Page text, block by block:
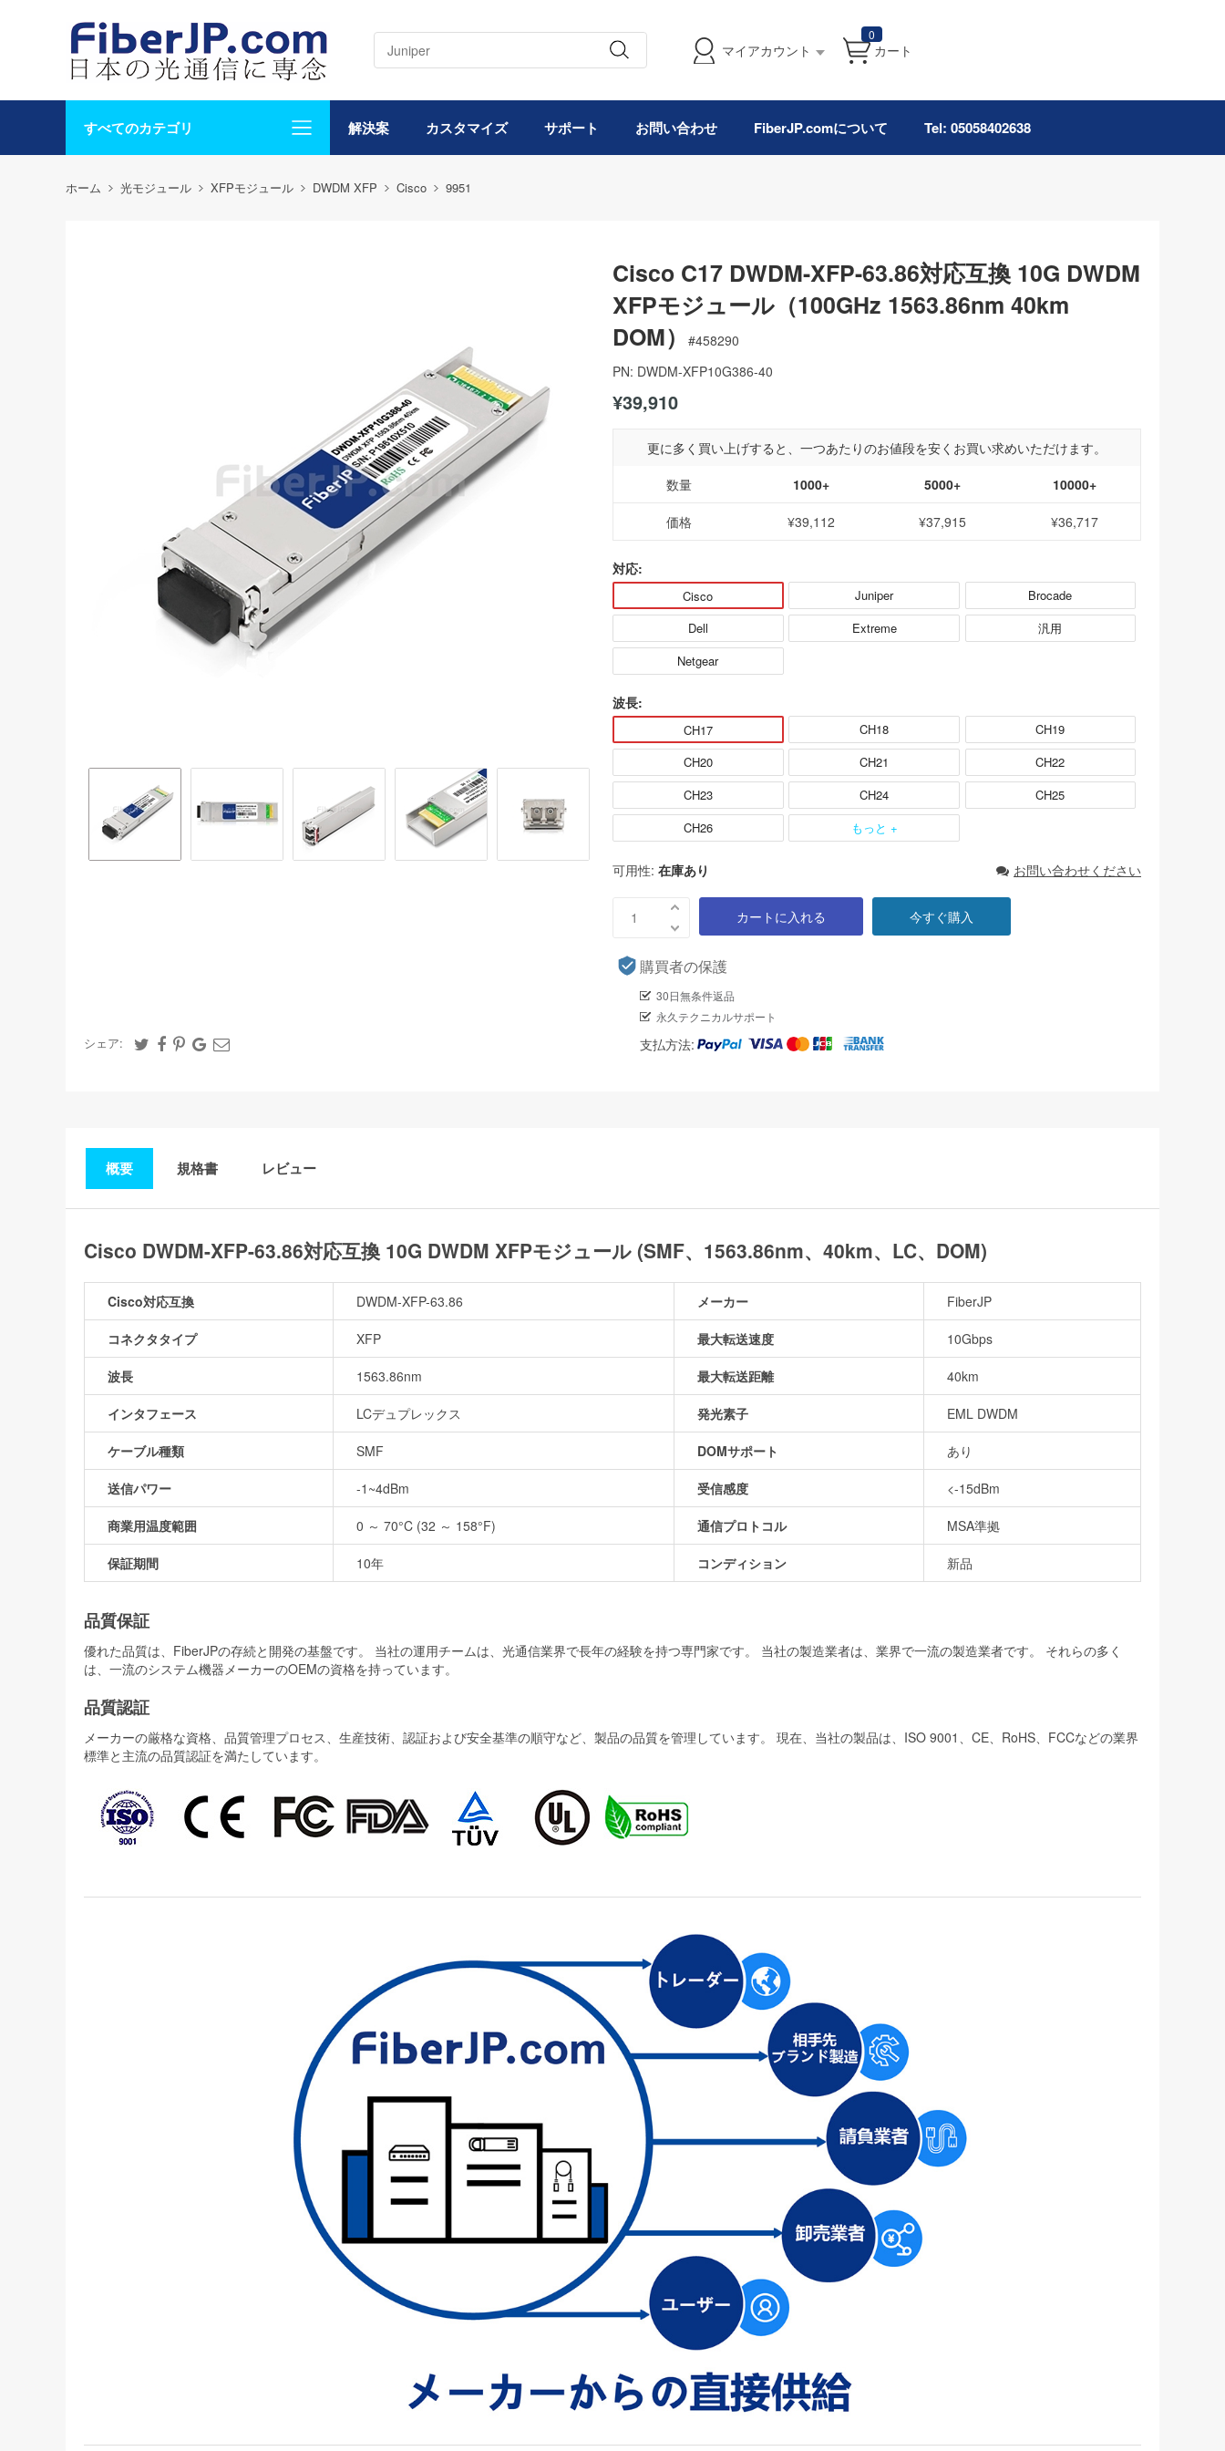
マイアカウント
0
カート
すべてのカテゴリ 解決案 カスタマイズ サポート お問い合わせ FiberJP.comについて Tel: 05058402638
ホーム 光モジュール XFPモジュール DWDM XFP Cisco 9951
シェア:
Cisco C17 DWDM-XFP-63.86対応互換 10G DWDM
XFPモジュール（100GHz 1563.86nm 40km
DOM）
#458290
PN: DWDM-XFP10G386-40
¥39,910
更に多く買い上げすると、一つあたりのお値段を安くお買い求めいただけます。
数量
1000+ 5000+ 10000+
価格 ¥39,112 ¥37,915 ¥36,717
対応:
Cisco Juniper
Brocade
Dell
Extreme
汎用
Netgear
波長:
CH17 CH18
CH19
CH20
CH21
CH22
CH23
CH24
CH25
CH26
もっと +
可用性: 在庫あり お問い合わせください
カートに入れる 今すぐ購入
購買者の保護
30日無条件返品
永久テクニカルサポート
支払方法:
概要 規格書 レビュー
Cisco DWDM-XFP-63.86対応互換 10G DWDM XFPモジュール (SMF、1563.86nm、40km、LC、DOM)
Cisco対応互換 DWDM-XFP-63.86 メーカー FiberJP
コネクタタイプ XFP 最大転送速度 10Gbps
波長 1563.86nm 最大転送距離 40km
インタフェース LCデュプレックス 発光素子 EML DWDM
ケーブル種類 SMF DOMサポート あり
送信パワー -1~4dBm 受信感度 <-15dBm
商業用温度範囲 0 ～ 70°C (32 ～ 158°F) 通信プロトコル MSA準拠
保証期間 10年 コンディション 新品
品質保証
優れた品質は、FiberJPの存続と開発の基盤です。 当社の運用チームは、光通信業界で長年の経験を持つ専門家です。 当社の製造業者は、業界で一流の製造業者です。 それらの多く
は、一流のシステム機器メーカーのOEMの資格を持っています。
品質認証
メーカーの厳格な資格、品質管理プロセス、生産技術、認証および安全基準の順守など、製品の品質を管理しています。 現在、当社の製品は、ISO 9001、CE、RoHS、FCCなどの業界
標準と主流の品質認証を満たしています。